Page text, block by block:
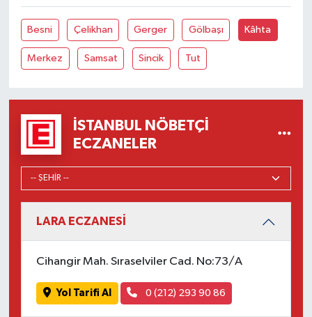
Besni Çelikhan Gerger Gölbaşı Kâhta
Merkez Samsat Sincik Tut
İSTANBUL NÖBETÇI
ECZANELER
LARA ECZANESİ
Cihangir Mah. Sıraselviler Cad. No:73/A
Yol Tarifi Al 0 (212) 293 90 86